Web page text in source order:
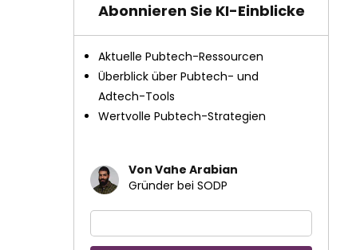
Abonnieren Sie KI-Einblicke
Aktuelle Pubtech-Ressourcen
Überblick über Pubtech- und
Adtech-Tools
Wertvolle Pubtech-Strategien
Von Vahe Arabian
Gründer bei SODP